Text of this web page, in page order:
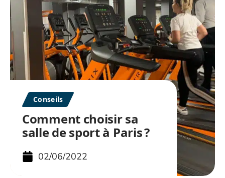
Conseils
Comment choisir sa
salle de sport à Paris ?
02/06/2022